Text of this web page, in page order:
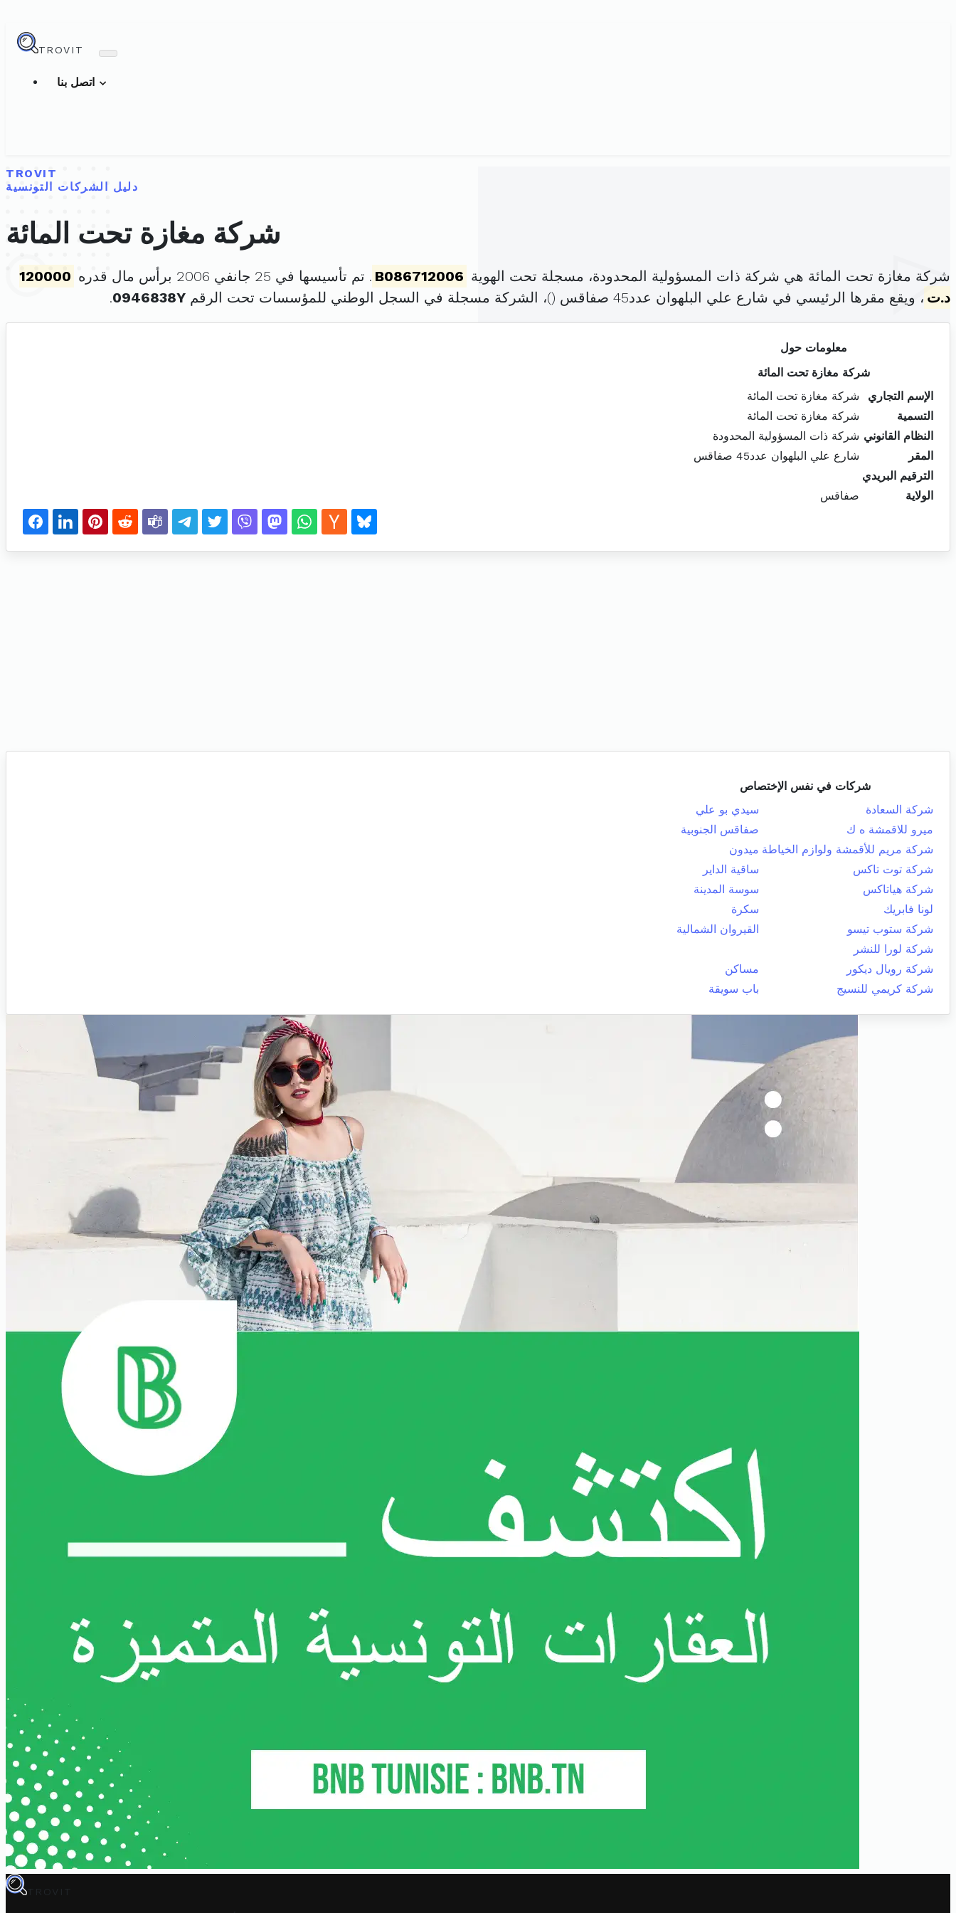
TROVIT
TROVIT
دليل الشركات التونسية
شركة مغازة تحت المائة
شركة مغازة تحت المائة هي شركة ذات المسؤولية المحدودة، مسجلة تحت الهوية B086712006 . تم تأسيسها في 25 جانفي 2006 برأس مال قدره
120000
د.ت ، ويقع مقرها الرئيسي في شارع علي البلهوان عدد45 صفاقس ( )، الشركة مسجلة في السجل الوطني للمؤسسات تحت الرقم 0946838Y
.
معلومات حول
شركة مغازة تحت المائة
الإسم التجاري
شركة مغازة تحت المائة
التسمية
شركة مغازة تحت المائة
النظام القانوني شركة ذات المسؤولية المحدودة
المقر
شارع علي البلهوان عدد45 صفاقس
الترقيم البريدي
الولاية
صفاقس
شركات في نفس الإختصاص
شركة السعادة
سيدي بو علي
ميرو للاقمشة ه ك
صفاقس الجنوبية
شركة مريم للأقمشة ولوازم الخياطة ميدون
شركة توت تاكس
ساقية الداير
شركة هياتاكس
سوسة المدينة
لونا فابريك
سكرة
شركة ستوب تيسو
القيروان الشمالية
شركة لورا للنشر
شركة رويال ديكور
مساكن
شركة كريمي للنسيج
باب سويقة
TROVIT